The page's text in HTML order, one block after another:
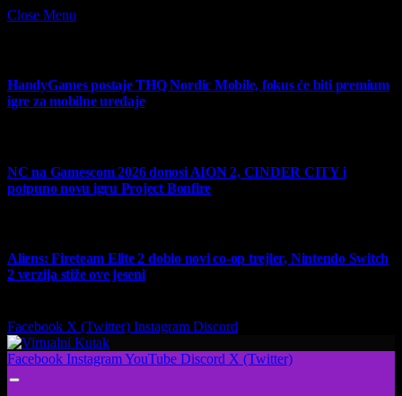
Close Menu
HandyGames postaje THQ Nordic Mobile, fokus će biti premium
igre za mobilne uređaje
NC na Gamescom 2026 donosi AION 2, CINDER CITY i
potpuno novu igru Project Bonfire
Aliens: Fireteam Elite 2 dobio novi co-op trejler, Nintendo Switch
2 verzija stiže ove jeseni
Facebook X (Twitter) Instagram Discord
Facebook InstagramYouTube Discord X (Twitter)